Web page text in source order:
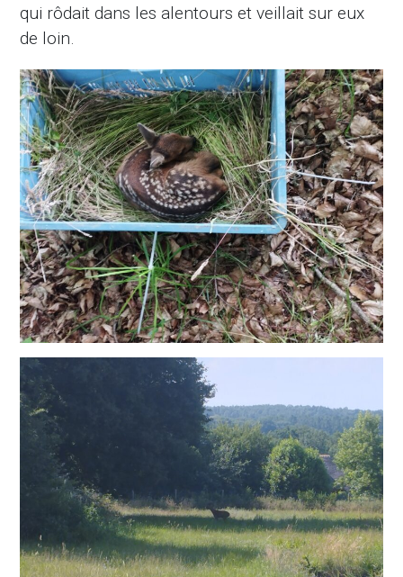
qui rôdait dans les alentours et veillait sur eux
de loin.